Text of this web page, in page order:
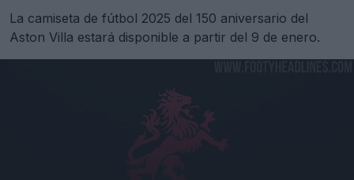
La camiseta de fútbol 2025 del 150 aniversario del
Aston Villa estará disponible a partir del 9 de enero.